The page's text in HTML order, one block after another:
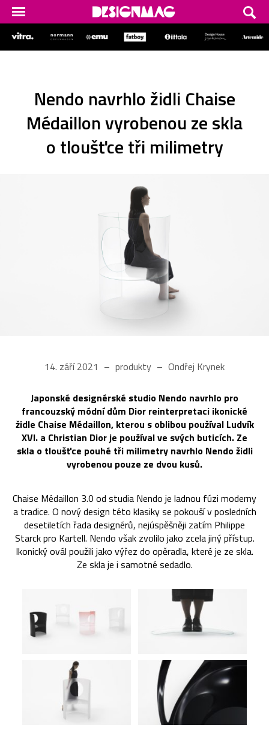
Nendo navrhlo židli Chaise
Médaillon vyrobenou ze skla
o tloušťce tři milimetry
14. září 2021 produkty Ondřej Krynek
Japonské designérské studio Nendo navrhlo pro
francouzský módní dům Dior reinterpretaci ikonické
židle Chaise Médaillon, kterou s oblibou používal Ludvík
XVI. a Christian Dior je používal ve svých buticích. Ze
skla o tloušťce pouhé tři milimetry navrhlo Nendo židli
vyrobenou pouze ze dvou kusů.
Chaise Médaillon 3.0 od studia Nendo je ladnou fúzi moderny
a tradice. O nový design této klasiky se pokouší v posledních
desetiletích řada designérů, nejúspěšněji zatím Philippe
Starck pro Kartell. Nendo však zvolilo jako zcela jiný přístup.
Ikonický ovál použili jako výřez do opěradla, které je ze skla.
Ze skla je i samotné sedadlo.